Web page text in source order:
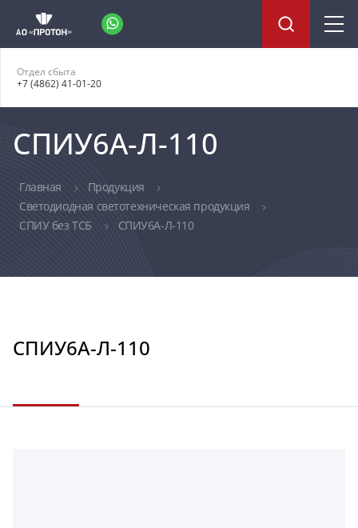
Отдел сбыта
+7 (4862) 41-01-20
СПИУ6А-Л-110
Главная
Продукция
Светодиодная светотехническая продукция
СПИУ без ТСБ
СПИУ6А-Л-110
СПИУ6А-Л-110